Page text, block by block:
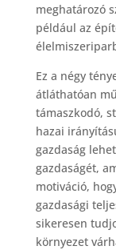
meghatározó
például az
Ez a négy
átláthatóan
támaszkodó,
hazai
gazdaság
gazdaságét,
motiváció,
gazdasági
sikeresen
környezet